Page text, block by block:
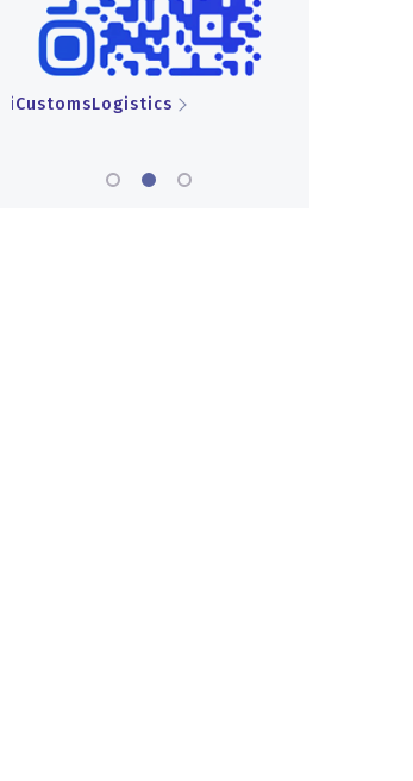
iCustomsLogistics